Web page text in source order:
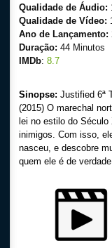
Qualidade de Áudio:
Qualidade de Vídeo:
Ano de Lançamento:
Duração: 44 Minutos
IMDb: 8.7
Sinopse: Justified 6ª
(2015) O marechal
lei no estilo do
inimigos. Com isso,
nasceu, e descobre
quem ele é de